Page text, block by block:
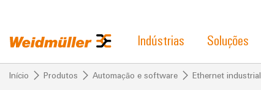
Indústrias Soluções
Início Produtos Automação e software Ethernet industrial